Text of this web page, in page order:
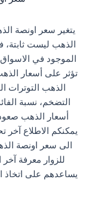
يتغير سعر اونصة
الذهب ليست
الموجود في
تؤثر على أسعار
الذهب التوترات
التضخم، نسبة
أسعار الذهب
يمكنكم الاطلاع آخر
الى سعر اونصة
للزوار معرفة
يساعدهم على اتخاذ